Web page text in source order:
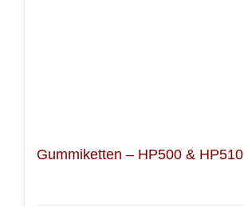
Gummiketten – HP500 & HP510